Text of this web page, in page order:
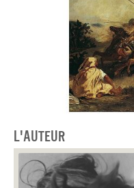
L'auteur